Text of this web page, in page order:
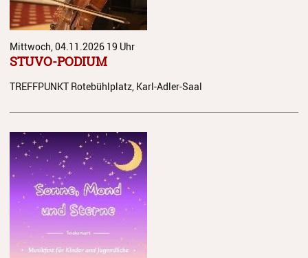
Jazz Workshop 2024
Jazz Workshop 2023
Barockorchester
Blockflötenworkshop ERTA-
Kongress
ETHNO
Umrahmungen
Hörgang
Mittwoch, 04.11.2026 19 Uhr
STUVO-PODIUM
TREFFPUNKT Rotebühlplatz, Karl-Adler-Saal